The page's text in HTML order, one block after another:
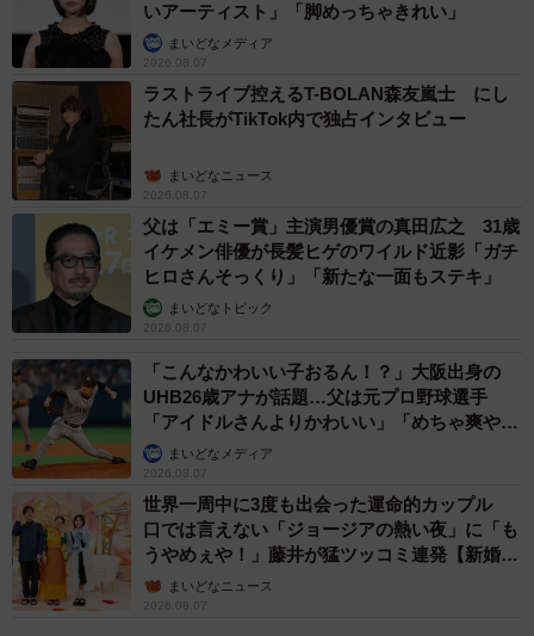
この投稿をInstagramで見る
鈴木奈々(@nana_suzuki79)がシェアした投稿
いアーティスト」「脚めっちゃきれい」
まいどなメディア
2026.08.07
ラストライブ控えるT-BOLAN森友嵐士 にし
たん社長がTikTok内で独占インタビュー
まいどなニュース
2026.08.07
父は「エミー賞」主演男優賞の真田広之 31歳
イケメン俳優が長髪ヒゲのワイルド近影「ガチ
ヒロさんそっくり」「新たな一面もステキ」
まいどなトピック
2026.08.07
「こんなかわいい子おるん！？」大阪出身の
UHB26歳アナが話題…父は元プロ野球選手
「アイドルさんよりかわいい」「めちゃ爽や
か」まいどなメディア
2026.08.07
世界一周中に3度も出会った運命的カップル
口では言えない「ジョージアの熱い夜」に「も
うやめぇや！」藤井が猛ツッコミ連発【新婚さ
ん】まいどなニュース
2026.08.07